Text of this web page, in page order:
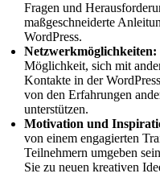
Fragen und
maßgeschneiderte
WordPress.
Netzwerkmöglichkeiten:
Möglichkeit, sich mit
Kontakte in der
von den Erfahrungen
unterstützen.
Motivation und
von einem engagierten
Teilnehmern umgeben
Sie zu neuen kreativen